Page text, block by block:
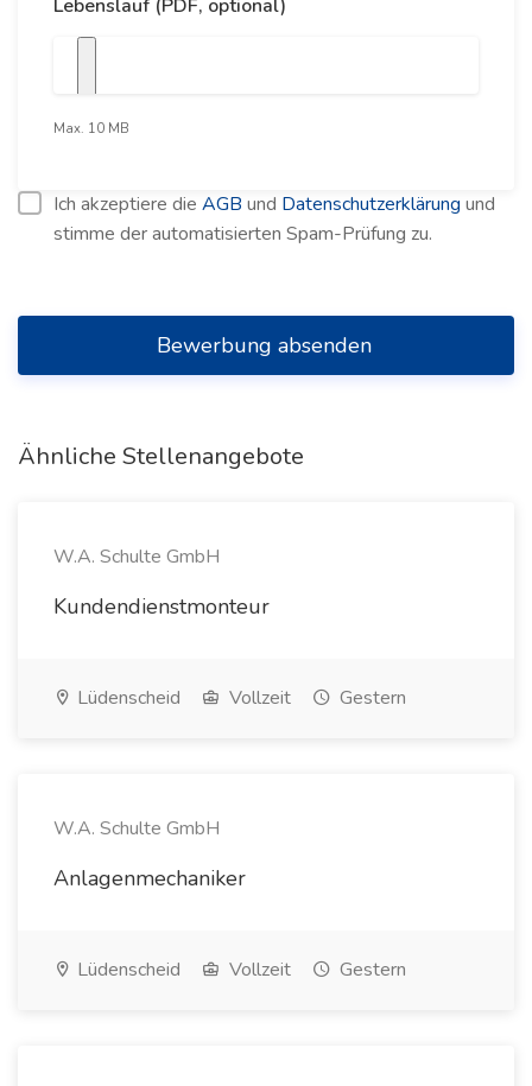
Lebenslauf (PDF, optional)
Max. 10 MB
Ich akzeptiere die AGB und Datenschutzerklärung und
stimme der automatisierten Spam-Prüfung zu.
Bewerbung absenden
Ähnliche Stellenangebote
W.A. Schulte GmbH
Kundendienstmonteur
Lüdenscheid Vollzeit Gestern
W.A. Schulte GmbH
Anlagenmechaniker
Lüdenscheid Vollzeit Gestern